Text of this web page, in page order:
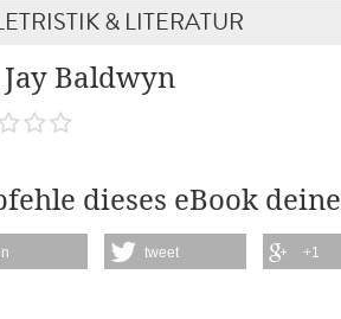
& LITERATUR
Baldwyn
dieses eBook
tweet +1